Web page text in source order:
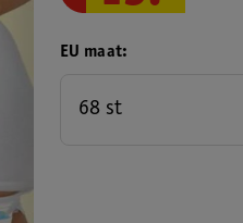
EU maat
68 st